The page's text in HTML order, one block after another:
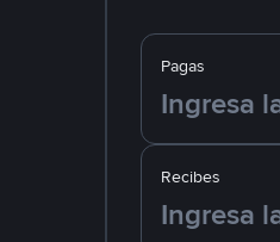
Pagas
Recibes